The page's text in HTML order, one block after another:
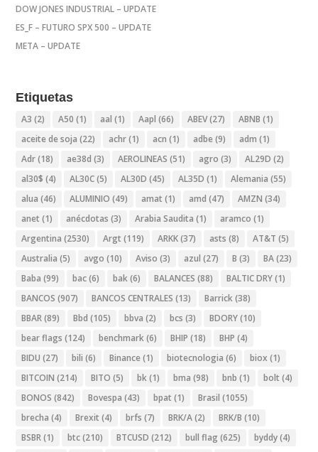
DOW JONES INDUSTRIAL – UPDATE
ES_F – FUTURO SPX 500 – UPDATE
META – UPDATE
Etiquetas
A3 (2) A50 (1) aal (1) Aapl (66) ABEV(27) ABNB (1)
aceite de soja (22) achr(1) acn (1) adbe (9) adm (1)
Adr(18) ae38d (3) AEROLINEAS (51) agro (3) AL29D (2)
al30$ (4) AL30C(5) AL30D (45) AL35D (1) Alemania (55)
alua (46) ALUMINIO (49) amat (1) amd (47) AMZN (34)
anet (1) anécdotas (3) Arabia Saudita (1) aramco (1)
Argentina (2530) Argt (119) ARKK(37) asts (8) AT&T (5)
Australia (5) avgo (10) Aviso (3) azul (27) B (3) BA(23)
Baba (99) bac(6) bak(6) BALANCES (88) BALTIC DRY(1)
BANCOS (907) BANCOS CENTRALES (13) Barrick(38)
BBAR(89) Bbd (105) bbva (2) bcs (3) BDORY(10)
bear flags (124) benchmark(6) BHIP (18) BHP (4)
BIDU (27) bili (6) Binance (1) biotecnologia (6) biox (1)
BITCOIN (214) BITO (5) bk(1) bma (98) bnb (1) bolt (4)
BONOS (842) Bovespa (43) bpat (1) Brasil (1055)
brecha (4) Brexit (4) brfs (7) BRK/A(2) BRK/B (10)
BSBR(1) btc(210) BTCUSD (212) bull flag (625) byddy(4)